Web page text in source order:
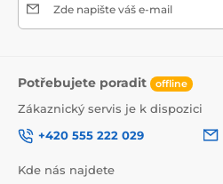
Zde napište váš e-mail
Potřebujete poradit offline
Zákaznický servis je k dispozici
+420 555 222 029
Kde nás najdete